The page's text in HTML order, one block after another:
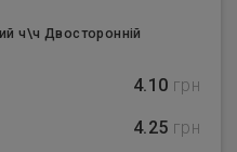
ч\ч Двосторонній
4.10 грн
4.25 грн